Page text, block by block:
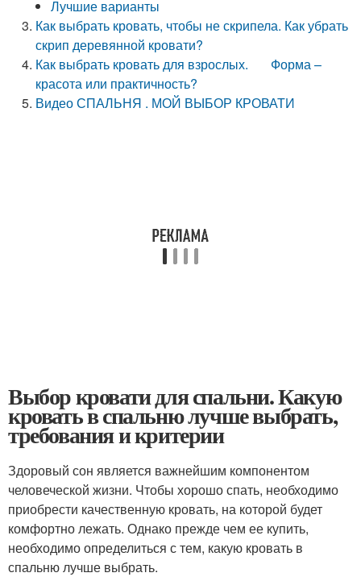
Лучшие варианты
Как выбрать кровать, чтобы не скрипела. Как убрать
скрип деревянной кровати?
Как выбрать кровать для взрослых. Форма –
красота или практичность?
Видео СПАЛЬНЯ . МОЙ ВЫБОР КРОВАТИ
Выбор кровати для спальни. Какую
кровать в спальню лучше выбрать,
требования и критерии
Здоровый сон является важнейшим компонентом
человеческой жизни. Чтобы хорошо спать, необходимо
приобрести качественную кровать, на которой будет
комфортно лежать. Однако прежде чем ее купить,
необходимо определиться с тем, какую кровать в
спальню лучше выбрать.